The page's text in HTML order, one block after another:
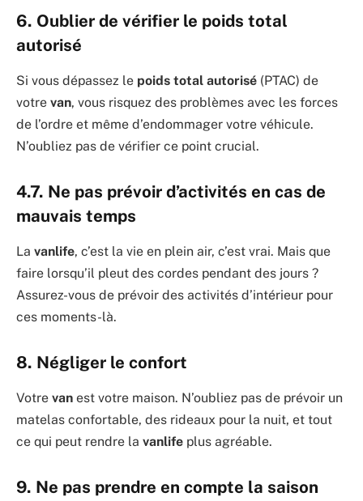
6. Oublier de vérifier le poids total
autorisé
Si vous dépassez le poids total autorisé (PTAC) de
votre van, vous risquez des problèmes avec les forces
de l’ordre et même d’endommager votre véhicule.
N’oubliez pas de vérifier ce point crucial.
4.7. Ne pas prévoir d’activités en cas de
mauvais temps
La vanlife, c’est la vie en plein air, c’est vrai. Mais que
faire lorsqu’il pleut des cordes pendant des jours ?
Assurez-vous de prévoir des activités d’intérieur pour
ces moments-là.
8. Négliger le confort
Votre van est votre maison. N’oubliez pas de prévoir un
matelas confortable, des rideaux pour la nuit, et tout
ce qui peut rendre la vanlife plus agréable.
9. Ne pas prendre en compte la saison